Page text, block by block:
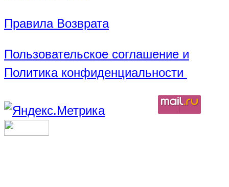
Правила Возврата
Пользовательское соглашение и
Политика конфиденциальности